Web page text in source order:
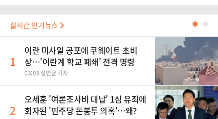
실시간 인기뉴스 ●
1
이란 미사일 공포에 쿠웨이트 초비
상…'이란계 학교 폐쇄' 전격 명령
03:03 정인균 기자
2
오세훈 '여론조사비 대납' 1심 유죄에
회자된 '민주당 돈봉투 의혹'…왜?